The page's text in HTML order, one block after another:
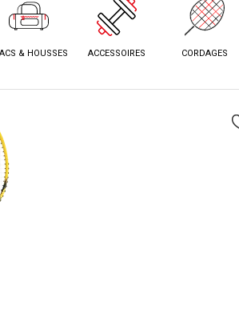
& HOUSSES ACCESSOIRES CORDAGES